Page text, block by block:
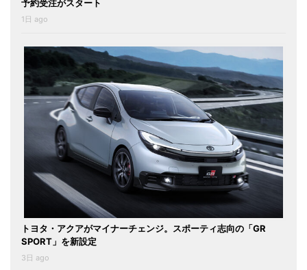
予約受注がスタート
1日 ago
トヨタ・アクアがマイナーチェンジ。スポーティ志向の「GR
SPORT」を新設定
3日 ago